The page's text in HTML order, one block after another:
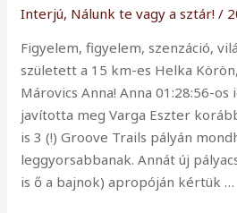
Interjú, Nálunk te vagy a sztár! /
Figyelem, figyelem, szenzáció,
született a 15 km-es Helka
Márovics Anna! Anna 01:28:56-
javította meg Varga Eszter
is 3 (!) Groove Trails pályán
leggyorsabbanak. Annát új
is ő a bajnok) apropóján kértük …